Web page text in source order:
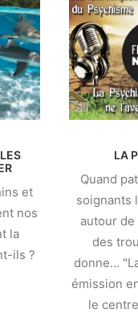
et
nos
la
ils ?
LA
Quand
soignants
autour
des
donne…
émission
le